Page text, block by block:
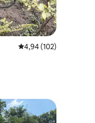
Keskimääräinen arvio
4,94 (102)